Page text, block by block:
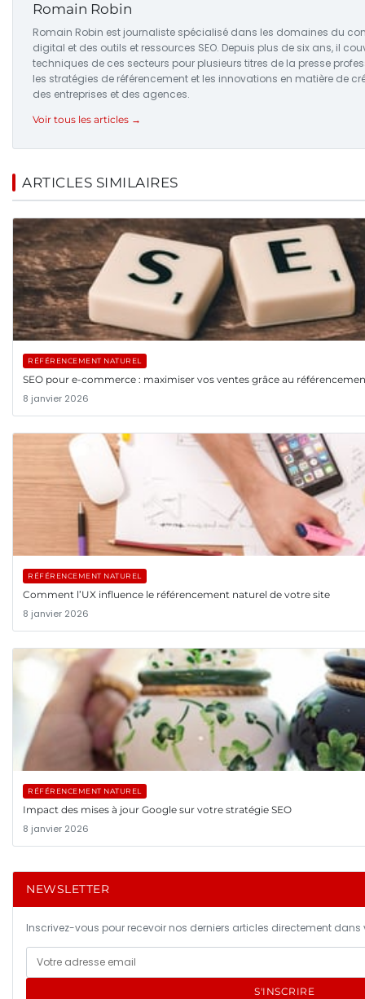
Romain Robin
Romain Robin est journaliste spécialisé dans les domaines du
digital et des outils et ressources SEO. Depuis plus de six ans, il
techniques de ces secteurs pour plusieurs titres de la presse
les stratégies de référencement et les innovations en matière de
des entreprises et des agences.
Voir tous les articles →
ARTICLES SIMILAIRES
RÉFÉRENCEMENT NATUREL
SEO pour e-commerce : maximiser vos ventes grâce au
8 janvier 2026
RÉFÉRENCEMENT NATUREL
Comment l’UX influence le référencement naturel de votre site
8 janvier 2026
RÉFÉRENCEMENT NATUREL
Impact des mises à jour Google sur votre stratégie SEO
8 janvier 2026
NEWSLETTER
Inscrivez-vous pour recevoir nos derniers articles directement dans
S'INSCRIRE